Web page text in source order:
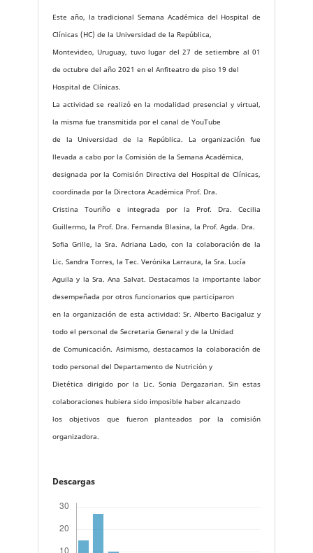
Este año, la tradicional Semana Académica del Hospital de
Clínicas (HC) de la Universidad de la República,
Montevideo, Uruguay, tuvo lugar del 27 de setiembre al 01
de octubre del año 2021 en el Anfiteatro de piso 19 del
Hospital de Clínicas.
La actividad se realizó en la modalidad presencial y virtual,
la misma fue transmitida por el canal de YouTube
de la Universidad de la República. La organización fue
llevada a cabo por la Comisión de la Semana Académica,
designada por la Comisión Directiva del Hospital de Clínicas,
coordinada por la Directora Académica Prof. Dra.
Cristina Touriño e integrada por la Prof. Dra. Cecilia
Guillermo, la Prof. Dra. Fernanda Blasina, la Prof. Agda. Dra.
Sofia Grille, la Sra. Adriana Lado, con la colaboración de la
Lic. Sandra Torres, la Tec. Verónika Larraura, la Sra. Lucía
Aguila y la Sra. Ana Salvat. Destacamos la importante labor
desempeñada por otros funcionarios que participaron
en la organización de esta actividad: Sr. Alberto Bacigaluz y
todo el personal de Secretaria General y de la Unidad
de Comunicación. Asimismo, destacamos la colaboración de
todo personal del Departamento de Nutrición y
Dietética dirigido por la Lic. Sonia Dergazarian. Sin estas
colaboraciones hubiera sido imposible haber alcanzado
los objetivos que fueron planteados por la comisión
organizadora.
Descargas